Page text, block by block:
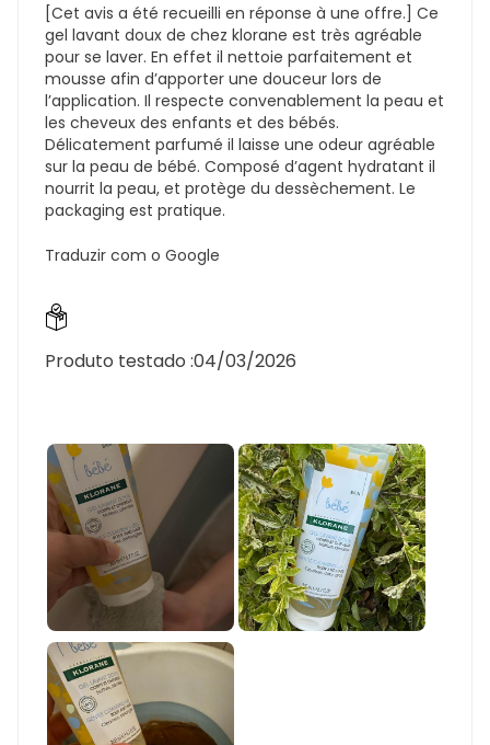
[Cet avis a été recueilli en réponse à une offre.] Ce
gel lavant doux de chez klorane est très agréable
pour se laver. En effet il nettoie parfaitement et
mousse afin d’apporter une douceur lors de
l’application. Il respecte convenablement la peau et
les cheveux des enfants et des bébés.
Délicatement parfumé il laisse une odeur agréable
sur la peau de bébé. Composé d’agent hydratant il
nourrit la peau, et protège du dessèchement. Le
packaging est pratique.
Traduzir com o Google
Produto testado :04/03/2026